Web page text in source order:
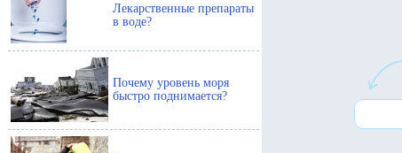
Лекарственные препараты
в воде?
Почему уровень моря
быстро поднимается?